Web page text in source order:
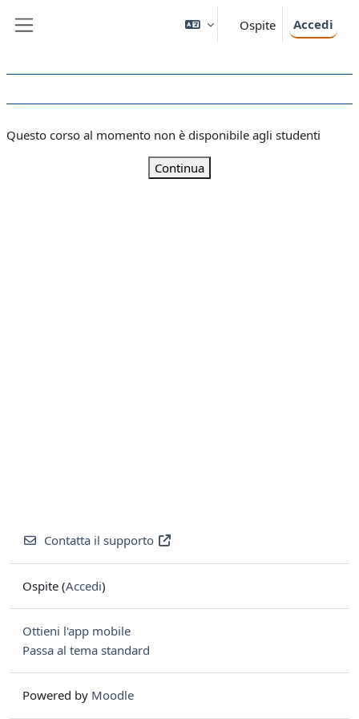
Ospite Accedi
Questo corso al momento non è disponibile agli studenti
Continua
Contatta il supporto
Ospite (Accedi)
Ottieni l'app mobile
Passa al tema standard
Powered by Moodle